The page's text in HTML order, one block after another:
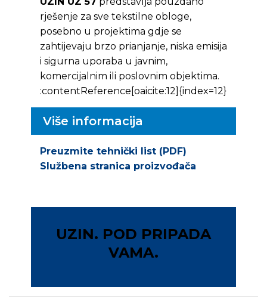
rješenje za sve tekstilne obloge,
posebno u projektima gdje se
zahtijevaju brzo prianjanje, niska emisija
i sigurna uporaba u javnim,
komercijalnim ili poslovnim objektima.
:contentReference[oaicite:12]{index=12}
Više informacija
Preuzmite tehnički list (PDF)
Službena stranica proizvođača
UZIN. POD PRIPADA
VAMA.